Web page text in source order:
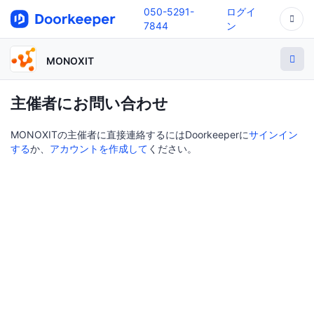
050-5291-
7844
ログイ
ン
MONOXIT
主催者にお問い合わせ
MONOXITの主催者に直接連絡するにはDoorkeeperにサインイン
するか、 アカウントを作成して ください。